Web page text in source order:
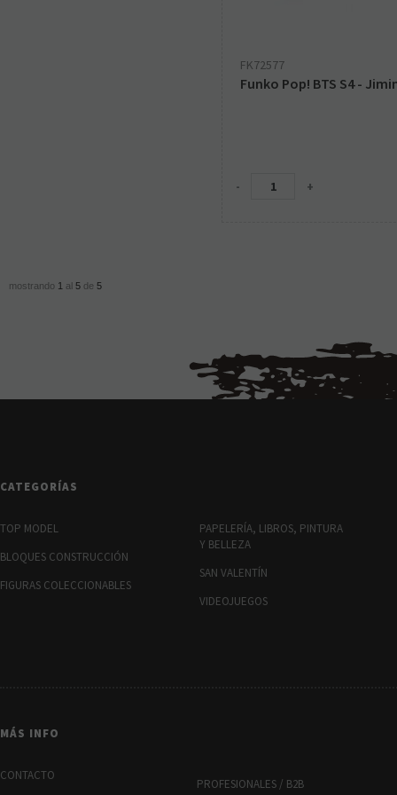
FK72577
Funko Pop! BTS S4 -
- +
mostrando 1 al 5 de 5
CATEGORÍAS
TOP MODEL
BLOQUES CONSTRUCCIÓN
FIGURAS COLECCIONABLES
PAPELERÍA, LIBROS, PINTURA
Y BELLEZA
SAN VALENTÍN
VIDEOJUEGOS
MÁS INFO
CONTACTO
PROFESIONALES / B2B